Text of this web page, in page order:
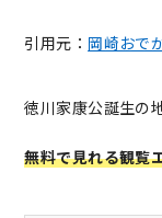
引用元： 岡崎おで
徳川家康公誕生の
無料で見れる観覧